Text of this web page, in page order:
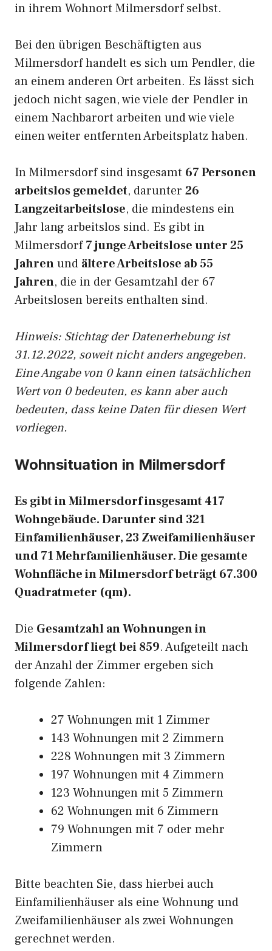
in ihrem Wohnort Milmersdorf selbst.
Bei den übrigen Beschäftigten aus
Milmersdorf handelt es sich um Pendler, die
an einem anderen Ort arbeiten. Es lässt sich
jedoch nicht sagen, wie viele der Pendler in
einem Nachbarort arbeiten und wie viele
einen weiter entfernten Arbeitsplatz haben.
In Milmersdorf sind insgesamt 67 Personen
arbeitslos gemeldet, darunter 26
Langzeitarbeitslose, die mindestens ein
Jahr lang arbeitslos sind. Es gibt in
Milmersdorf7 junge Arbeitslose unter 25
Jahrenund ältere Arbeitslose ab 55
Jahren, die in der Gesamtzahl der 67
Arbeitslosen bereits enthalten sind.
Hinweis: Stichtag der Datenerhebung ist
31.12.2022, soweit nicht anders angegeben.
Eine Angabe von 0 kann einen tatsächlichen
Wert von 0 bedeuten, es kann aber auch
bedeuten, dass keine Daten für diesen Wert
vorliegen.
Wohnsituation in Milmersdorf
Es gibt in Milmersdorf insgesamt 417
Wohngebäude. Darunter sind 321
Einfamilienhäuser, 23 Zweifamilienhäuser
und 71 Mehrfamilienhäuser. Die gesamte
Wohnfläche in Milmersdorf beträgt 67.300
Quadratmeter (qm).
Die Gesamtzahl an Wohnungen in
Milmersdorf liegt bei 859. Aufgeteilt nach
der Anzahl der Zimmer ergeben sich
folgende Zahlen:
27 Wohnungen mit 1 Zimmer
143 Wohnungen mit 2 Zimmern
228 Wohnungen mit 3 Zimmern
197 Wohnungen mit 4 Zimmern
123 Wohnungen mit 5 Zimmern
62 Wohnungen mit 6 Zimmern
79 Wohnungen mit 7 oder mehr
Zimmern
Bitte beachten Sie, dass hierbei auch
Einfamilienhäuser als eine Wohnung und
Zweifamilienhäuser als zwei Wohnungen
gerechnet werden.